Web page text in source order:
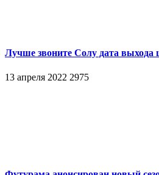
Лучше звоните Солу дата выхода
13 апреля 2022 2975